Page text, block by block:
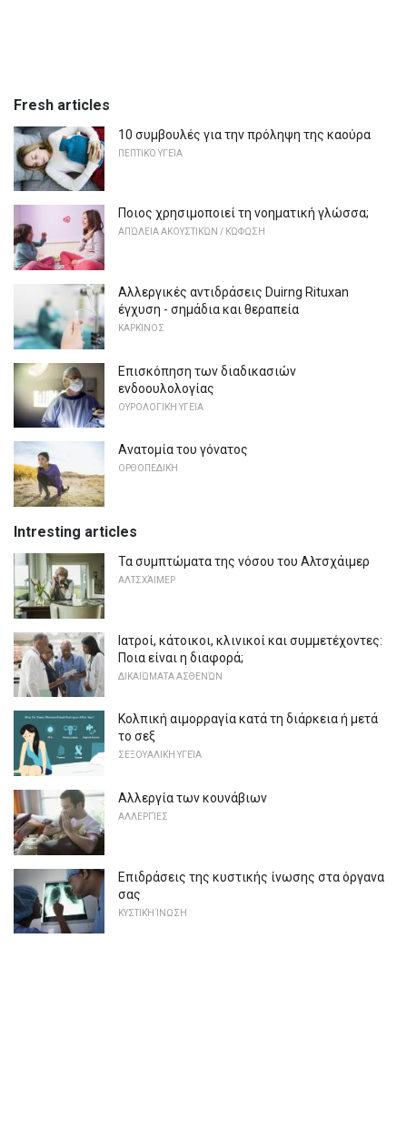
Fresh articles
10 συμβουλές για την πρόληψη της καούρα
ΠΕΠΤΙΚΌ ΥΓΕΊΑ
Ποιος χρησιμοποιεί τη νοηματική γλώσσα;
ΑΠΏΛΕΙΑ ΑΚΟΥΣΤΙΚΏΝ / ΚΏΦΩΣΗ
Αλλεργικές αντιδράσεις Duirng Rituxan
έγχυση - σημάδια και θεραπεία
ΚΑΡΚΊΝΟΣ
Επισκόπηση των διαδικασιών
ενδοουλολογίας
ΟΥΡΟΛΟΓΙΚΉ ΥΓΕΊΑ
Ανατομία του γόνατος
ΟΡΘΟΠΕΔΙΚΉ
Intresting articles
Τα συμπτώματα της νόσου του Αλτσχάιμερ
ΑΛΤΣΧΆΙΜΕΡ
Ιατροί, κάτοικοι, κλινικοί και συμμετέχοντες:
Ποια είναι η διαφορά;
ΔΙΚΑΙΏΜΑΤΑ ΑΣΘΕΝΏΝ
Κολπική αιμορραγία κατά τη διάρκεια ή μετά
το σεξ
ΣΕΞΟΥΑΛΙΚΉ ΥΓΕΊΑ
Αλλεργία των κουνάβιων
ΑΛΛΕΡΓΊΕΣ
Επιδράσεις της κυστικής ίνωσης στα όργανα
σας
ΚΥΣΤΙΚΉ ΊΝΩΣΗ